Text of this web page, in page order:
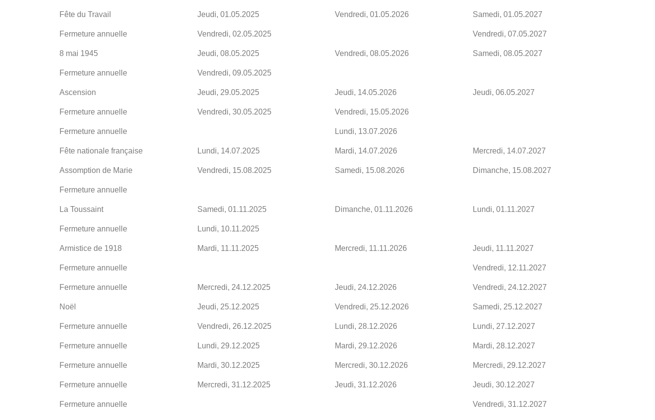
Fête du Travail
Fermeture annuelle
8 mai 1945
Fermeture annuelle
Ascension
Fermeture annuelle
Fermeture annuelle
Fête nationale française
Assomption de Marie
Fermeture annuelle
La Toussaint
Fermeture annuelle
Armistice de 1918
Fermeture annuelle
Fermeture annuelle
Noël
Fermeture annuelle
Fermeture annuelle
Fermeture annuelle
Fermeture annuelle
Fermeture annuelle
Jeudi, 01.05.2025
Vendredi, 02.05.2025
Jeudi, 08.05.2025
Vendredi, 09.05.2025
Jeudi, 29.05.2025
Vendredi, 30.05.2025
Lundi, 14.07.2025
Vendredi, 15.08.2025
Samedi, 01.11.2025
Lundi, 10.11.2025
Mardi, 11.11.2025
Mercredi, 24.12.2025
Jeudi, 25.12.2025
Vendredi, 26.12.2025
Lundi, 29.12.2025
Mardi, 30.12.2025
Mercredi, 31.12.2025
Vendredi, 01.05.2026
Vendredi, 08.05.2026
Jeudi, 14.05.2026
Vendredi, 15.05.2026
Lundi, 13.07.2026
Mardi, 14.07.2026
Samedi, 15.08.2026
Dimanche, 01.11.2026
Mercredi, 11.11.2026
Jeudi, 24.12.2026
Vendredi, 25.12.2026
Lundi, 28.12.2026
Mardi, 29.12.2026
Mercredi, 30.12.2026
Jeudi, 31.12.2026
Samedi, 01.05.2027
Vendredi, 07.05.2027
Samedi, 08.05.2027
Jeudi, 06.05.2027
Mercredi, 14.07.2027
Dimanche, 15.08.2027
Lundi, 01.11.2027
Jeudi, 11.11.2027
Vendredi, 12.11.2027
Vendredi, 24.12.2027
Samedi, 25.12.2027
Lundi, 27.12.2027
Mardi, 28.12.2027
Mercredi, 29.12.2027
Jeudi, 30.12.2027
Vendredi, 31.12.2027